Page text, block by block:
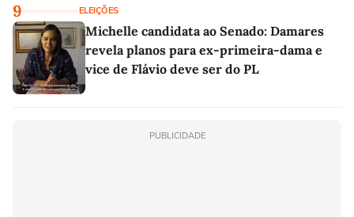
9 ELEIÇÕES
Michelle candidata ao Senado: Damares
revela planos para ex-primeira-dama e
vice de Flávio deve ser do PL
PUBLICIDADE